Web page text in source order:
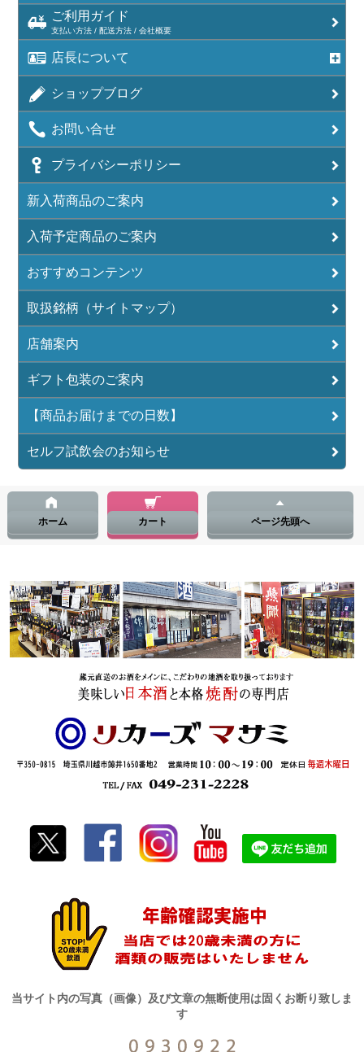
ご利用ガイド
支払い方法 / 配送方法 / 会社概要
店長について
ショップブログ
お問い合せ
プライバシーポリシー
新入荷商品のご案内
入荷予定商品のご案内
おすすめコンテンツ
取扱銘柄（サイトマップ）
店舗案内
ギフト包装のご案内
【商品お届けまでの日数】
セルフ試飲会のお知らせ
ホーム カート ページ先頭へ
当サイト内の写真（画像）及び文章の無断使用は固くお断り致しま
す